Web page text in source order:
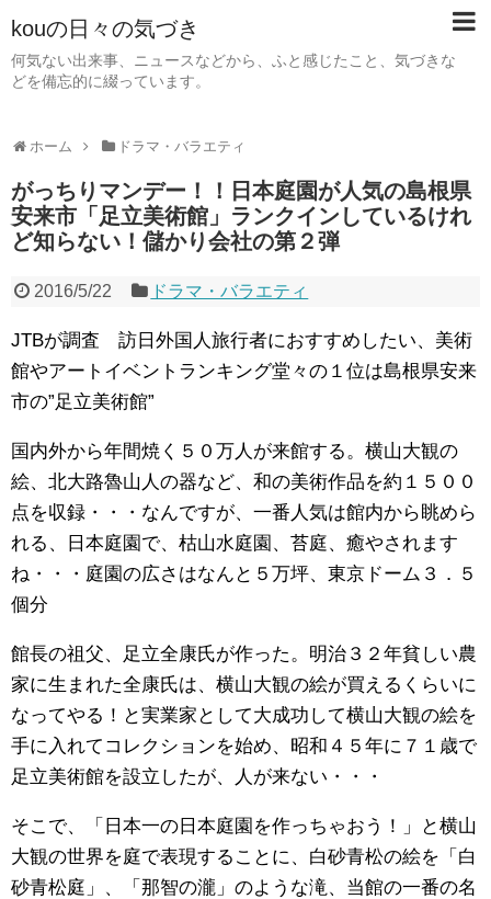
kouの日々の気づき
何気ない出来事、ニュースなどから、ふと感じたこと、気づきな
どを備忘的に綴っています。
ホーム ドラマ・バラエティ
がっちりマンデー！！日本庭園が人気の島根県
安来市「足立美術館」ランクインしているけれ
ど知らない！儲かり会社の第２弾
2016/5/22 ドラマ・バラエティ
JTBが調査 訪日外国人旅行者におすすめしたい、美術
館やアートイベントランキング堂々の１位は島根県安来
市の”足立美術館”
国内外から年間焼く５０万人が来館する。横山大観の
絵、北大路魯山人の器など、和の美術作品を約１５００
点を収録・・・なんですが、一番人気は館内から眺めら
れる、日本庭園で、枯山水庭園、苔庭、癒やされます
ね・・・庭園の広さはなんと５万坪、東京ドーム３．５
個分
館長の祖父、足立全康氏が作った。明治３２年貧しい農
家に生まれた全康氏は、横山大観の絵が買えるくらいに
なってやる！と実業家として大成功して横山大観の絵を
手に入れてコレクションを始め、昭和４５年に７１歳で
足立美術館を設立したが、人が来ない・・・
そこで、「日本一の日本庭園を作っちゃおう！」と横山
大観の世界を庭で表現することに、白砂青松の絵を「白
砂青松庭」、「那智の瀧」のような滝、当館の一番の名